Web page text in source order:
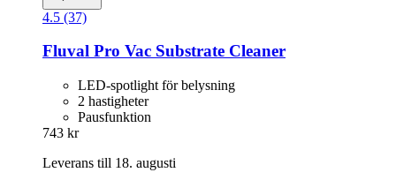
4.5 (37)
Fluval Pro Vac Substrate Cleaner
LED-spotlight för belysning
2 hastigheter
Pausfunktion
743 kr
Leverans till 18. augusti